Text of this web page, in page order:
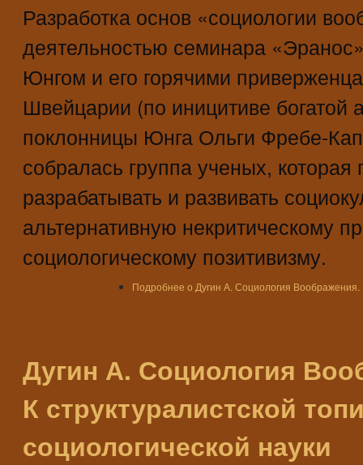
Разработка основ «социологии
деятельностью семинара
Юнгом и его горячими
Швейцарии (по иницитиве богатой
поклонницы Юнга Ольги Фребе-
собралась группа ученых,
разрабатывать и развивать
альтернативную некритическому
социологическому позитивизму.
Подробнее о Дугин А. Социология Воображения.
Дугин А. Социология
К структуралистской
социологической науки